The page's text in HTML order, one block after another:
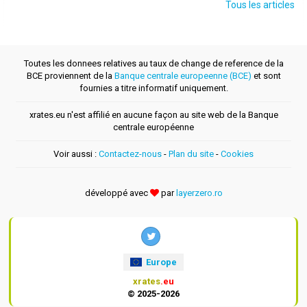
Tous les articles
Toutes les donnees relatives au taux de change de reference de la
BCE proviennent de la Banque centrale europeenne (BCE) et sont
fournies a titre informatif uniquement.
xrates.eu n'est affilié en aucune façon au site web de la Banque
centrale européenne
Voir aussi : Contactez-nous - Plan du site - Cookies
développé avec par layerzero.ro
Europe
xrates.eu
© 2025-2026